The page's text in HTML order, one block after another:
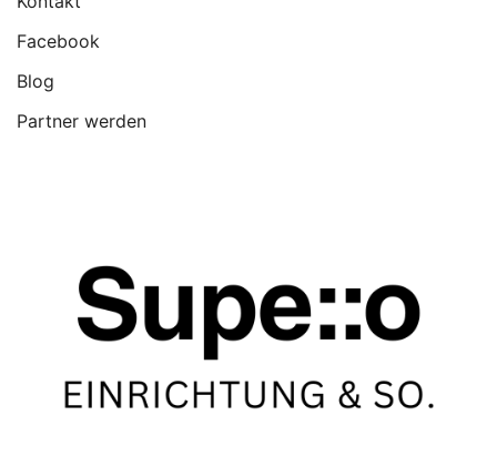
Facebook
Blog
Partner werden